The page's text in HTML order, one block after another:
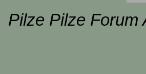
Pilze Pilze